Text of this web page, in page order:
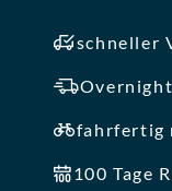
schneller
fahrfertig
100 Tage